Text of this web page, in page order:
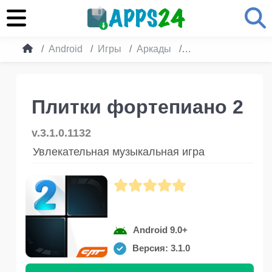
Android Игры Аркады Плитки
Плитки фортепиано 2
v.3.1.0.1132
Увлекательная музыкальная игра
Android 9.0+
Версия: 3.1.0